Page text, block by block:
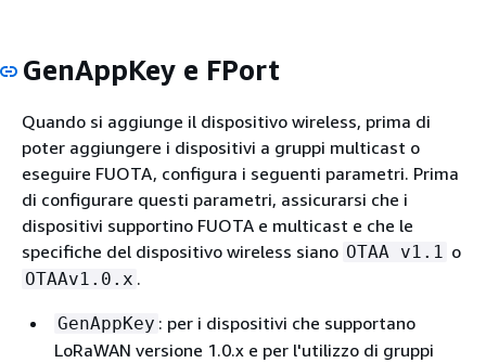
GenAppKey e FPort
Quando si aggiunge il dispositivo wireless, prima di
poter aggiungere i dispositivi a gruppi multicast o
eseguire FUOTA, configura i seguenti parametri. Prima
di configurare questi parametri, assicurarsi che i
dispositivi supportino FUOTA e multicast e che le
specifiche del dispositivo wireless siano OTAA v1.1 o
OTAAv1.0.x .
GenAppKey : per i dispositivi che supportano
LoRaWAN versione 1.0.x e per l'utilizzo di gruppi